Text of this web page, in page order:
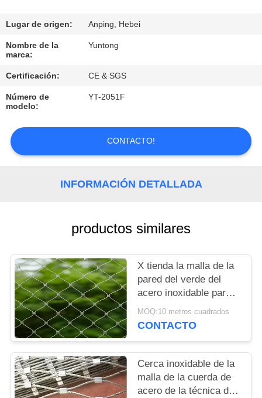
DE
CALIDAD
EN
CONTACTO
CON
NOTICIAS
Lugar de origen: Anping, Hebei
Nombre de la
marca:
Yuntong
Certificación: CE & SGS
Número de
modelo:
YT-2051F
CONTACTO!
INFORMACIÓN DETALLADA
productos similares
X tienda la malla de la
pared del verde del
acero inoxidable para
las plantas que
apoyan/la cerca del
MOQ:10 metros cuadrados
CONTACTO
Cerca inoxidable de la
malla de la cuerda de
acero de la técnica de